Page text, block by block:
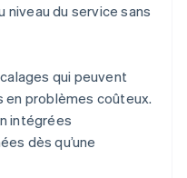
du service sans
qui peuvent
problèmes coûteux.
intégrées
dès qu’une